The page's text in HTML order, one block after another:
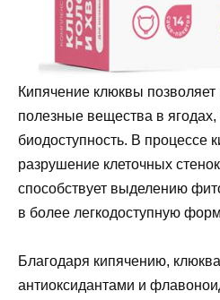
Кипячение клюквы позволяет
полезные вещества в ягодах,
биодоступность. В процессе
разрушение клеточных
способствует выделению
в более легкодоступную
Благодаря кипячению,
антиоксидантами и